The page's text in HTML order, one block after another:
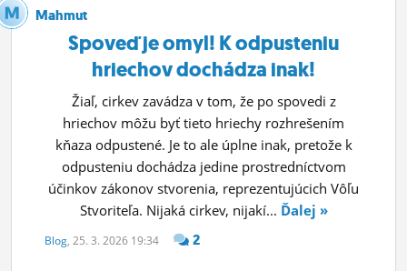
Mahmut
Spoveď je omyl! K odpusteniu
hriechov dochádza inak!
Žiaľ, cirkev zavádza v tom, že po spovedi z
hriechov môžu byť tieto hriechy rozhrešením
kňaza odpustené. Je to ale úplne inak, pretože k
odpusteniu dochádza jedine prostredníctvom
účinkov zákonov stvorenia, reprezentujúcich Vôľu
Stvoriteľa. Nijaká cirkev, nijakí... Ďalej »
Blog, 25. 3. 2026 19:34 2